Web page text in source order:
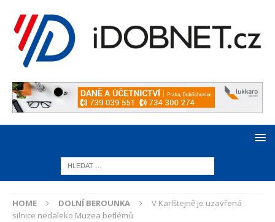
HOME DOLNÍ BEROUNKA
V Karlštejně je uzavřená
silnice nedaleko Muzea betlémů